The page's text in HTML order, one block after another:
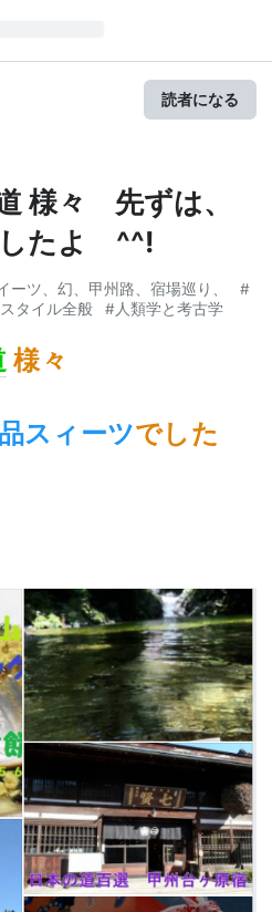
読者になる
様々 先ずは、
したよ ^^!
ツ、幻、甲州路、宿場巡り、
#
タイル全般 #人類学と考古学
様々
スィーツでした